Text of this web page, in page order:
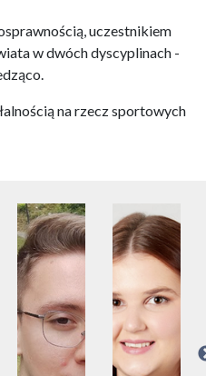
uczestnikiem
w dwóch dyscyplinach -
na rzecz sportowych